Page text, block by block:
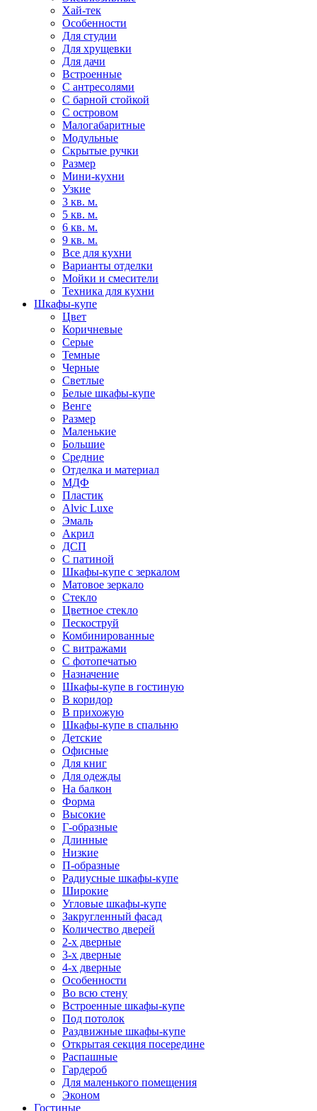
Хай-тек
Особенности
Для студии
Для хрущевки
Для дачи
Встроенные
С антресолями
С барной стойкой
С островом
Малогабаритные
Модульные
Скрытые ручки
Размер
Мини-кухни
Узкие
3 кв. м.
5 кв. м.
6 кв. м.
9 кв. м.
Все для кухни
Варианты отделки
Мойки и смесители
Техника для кухни
Шкафы-купе
Цвет
Коричневые
Серые
Темные
Черные
Светлые
Белые шкафы-купе
Венге
Размер
Маленькие
Большие
Средние
Отделка и материал
МДФ
Пластик
Alvic Luxe
Эмаль
Акрил
ДСП
С патиной
Шкафы-купе с зеркалом
Матовое зеркало
Стекло
Цветное стекло
Пескоструй
Комбинированные
С витражами
С фотопечатью
Назначение
Шкафы-купе в гостиную
В коридор
В прихожую
Шкафы-купе в спальню
Детские
Офисные
Для книг
Для одежды
На балкон
Форма
Высокие
Г-образные
Длинные
Низкие
П-образные
Радиусные шкафы-купе
Широкие
Угловые шкафы-купе
Закругленный фасад
Количество дверей
2-х дверные
3-х дверные
4-х дверные
Особенности
Во всю стену
Встроенные шкафы-купе
Под потолок
Раздвижные шкафы-купе
Открытая секция посередине
Распашные
Гардероб
Для маленького помещения
Эконом
Гостиные